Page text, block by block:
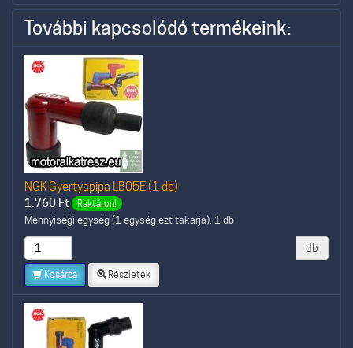
További kapcsolódó termékeink:
NGK Gyertyapipa LB05E (1 db)
1.760 Ft Raktáron!
Mennyiségi egység (1 egység ezt takarja): 1 db
db
Kosárba Részletek